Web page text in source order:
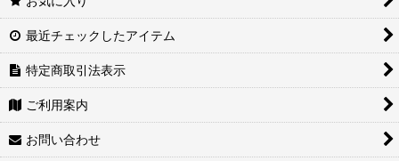
最近チェックしたアイテム
特定商取引法表示
ご利用案内
お問い合わせ